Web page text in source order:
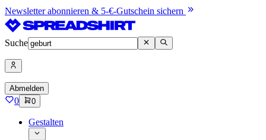
Newsletter abonnieren & 5-€-Gutschein sichern
Suche
Abmelden
0 0
Gestalten